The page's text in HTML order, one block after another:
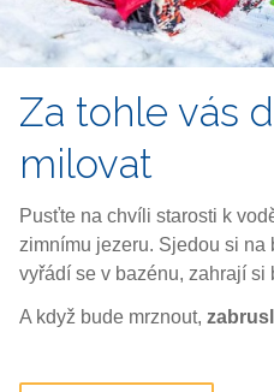
Za tohle vás
milovat
Pusťte na chvíli starosti k
zimnímu jezeru. Sjedou si na
vyřádí se v bazénu, zahrají si
A když bude mrznout,